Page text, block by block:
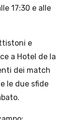
17:30 e alle
e
a Hotel de la
dei match
le due sfide